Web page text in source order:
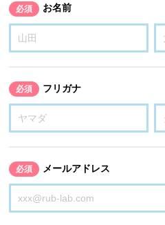
必須 お名前
必須 フリガナ
必須 メールアドレス